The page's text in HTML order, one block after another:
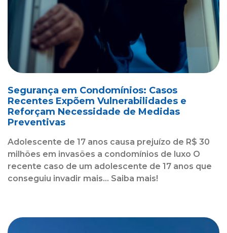
Segurança em Condomínios: Casos
Recentes Expõem Vulnerabilidades e
Reforçam Necessidade de Medidas
Preventivas
Adolescente de 17 anos causa prejuízo de R$ 30
milhões em invasões a condomínios de luxo O
recente caso de um adolescente de 17 anos que
conseguiu invadir mais... Saiba mais!